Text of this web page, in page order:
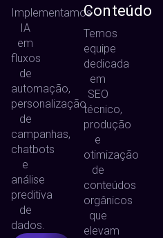
Implementamos
IA
em
fluxos
de
automação,
personalização
de
campanhas,
chatbots
e
análise
preditiva
de
dados.
Conteúdo
Temos
equipe
dedicada
em
SEO
técnico,
produção
e
otimização
de
conteúdos
orgânicos
que
elevam